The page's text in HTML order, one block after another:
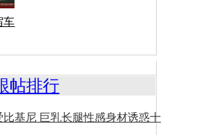
车
帖排行
比基尼 巨乳长腿性感身材诱惑十